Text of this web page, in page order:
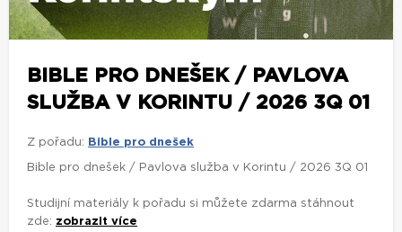
BIBLE PRO DNEŠEK / PAVLOVA
SLUŽBA V KORINTU / 2026 3Q 01
Z pořadu: Bible pro dnešek
Bible pro dnešek / Pavlova služba v Korintu / 2026 3Q 01
Studijní materiály k pořadu si můžete zdarma stáhnout
zde: zobrazit více